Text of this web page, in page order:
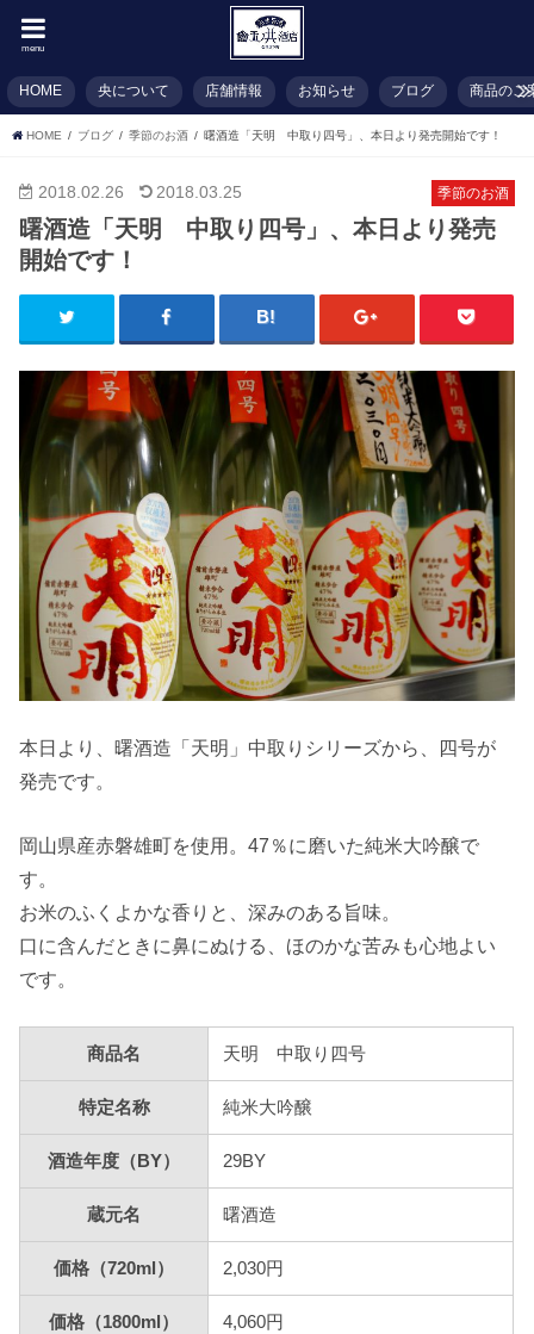
menu
HOME 央について 店舗情報 お知らせ ブログ 商品のご
HOME ブログ 季節のお酒 曙酒造「天明 中取り四号」、本日より発売開始です！
季節のお酒
2018.02.26 2018.03.25
曙酒造「天明 中取り四号」、本日より発売
開始です！
本日より、曙酒造「天明」中取りシリーズから、四号が
発売です。
岡山県産赤磐雄町を使用。47％に磨いた純米大吟醸で
す。
お米のふくよかな香りと、深みのある旨味。
口に含んだときに鼻にぬける、ほのかな苦みも心地よい
です。
商品名 天明 中取り四号
特定名称 純米大吟醸
酒造年度（BY） 29BY
蔵元名 曙酒造
価格（720ml） 2,030円
価格（1800ml） 4,060円